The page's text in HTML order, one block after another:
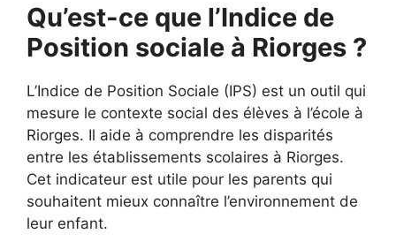
Qu’est-ce que l’Indice de
Position sociale à Riorges ?
L’Indice de Position Sociale (IPS) est un outil qui
mesure le contexte social des élèves à l’école à
Riorges. Il aide à comprendre les disparités
entre les établissements scolaires à Riorges.
Cet indicateur est utile pour les parents qui
souhaitent mieux connaître l’environnement de
leur enfant.